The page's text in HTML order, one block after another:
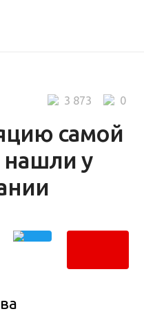
самой
у
0
3 873